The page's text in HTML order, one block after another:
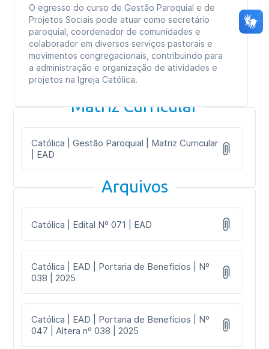
O egresso do curso de Gestão Paroquial e de
Projetos Sociais pode atuar como secretário
paroquial, coordenador de comunidades e
colaborador em diversos serviços pastorais e
movimentos congregacionais, contribuindo para
a administração e organização de atividades e
projetos na Igreja Católica.
Matriz Curricular
Católica | Gestão Paroquial | Matriz Curricular
| EAD
Arquivos
Católica | Edital Nº 071 | EAD
Católica | EAD | Portaria de Benefícios | Nº
038 | 2025
Católica | EAD | Portaria de Benefícios | Nº
047 | Altera nº 038 | 2025